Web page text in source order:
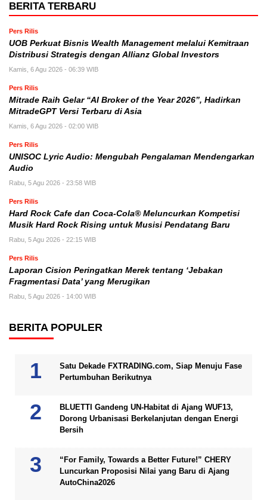
BERITA TERBARU
Pers Rilis
UOB Perkuat Bisnis Wealth Management melalui Kemitraan
Distribusi Strategis dengan Allianz Global Investors
Kamis, 6 Agu 2026 - 06:39 WIB
Pers Rilis
Mitrade Raih Gelar “AI Broker of the Year 2026”, Hadirkan
MitradeGPT Versi Terbaru di Asia
Kamis, 6 Agu 2026 - 02:00 WIB
Pers Rilis
UNISOC Lyric Audio: Mengubah Pengalaman Mendengarkan
Audio
Rabu, 5 Agu 2026 - 23:58 WIB
Pers Rilis
Hard Rock Cafe dan Coca-Cola® Meluncurkan Kompetisi
Musik Hard Rock Rising untuk Musisi Pendatang Baru
Rabu, 5 Agu 2026 - 22:15 WIB
Pers Rilis
Laporan Cision Peringatkan Merek tentang ‘Jebakan
Fragmentasi Data’ yang Merugikan
Rabu, 5 Agu 2026 - 14:00 WIB
BERITA POPULER
Satu Dekade FXTRADING.com, Siap Menuju Fase
Pertumbuhan Berikutnya
BLUETTI Gandeng UN-Habitat di Ajang WUF13,
Dorong Urbanisasi Berkelanjutan dengan Energi
Bersih
“For Family, Towards a Better Future!” CHERY
Luncurkan Proposisi Nilai yang Baru di Ajang
AutoChina2026